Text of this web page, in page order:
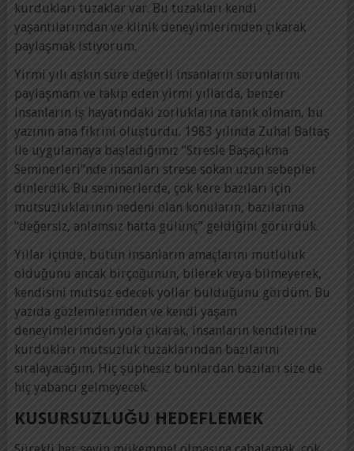
kurdukları tuzaklar var. Bu tuzakları kendi
yaşantılarımdan ve klinik deneyimlerimden çıkarak
paylaşmak istiyorum.
Yirmi yılı aşkın süre değerli insanların sorunlarını
paylaşmam ve takip eden yirmi yıllarda, benzer
insanların iş hayatındaki zorluklarına tanık olmam, bu
yazının ana fikrini oluşturdu. 1983 yılında Zuhal Baltaş
ile uygulamaya başladığımız “Stresle Başaçıkma
Seminerleri”nde insanları strese sokan uzun sebepler
dinlerdik. Bu seminerlerde, çok kere bazıları için
mutsuzluklarının nedeni olan konuların, bazılarına
“değersiz, anlamsız hatta gülünç” geldiğini görürdük.
Yıllar içinde, bütün insanların amaçlarını mutluluk
olduğunu ancak birçoğunun, bilerek veya bilmeyerek,
kendisini mutsuz edecek yollar bulduğunu gördüm. Bu
yazıda gözlemlerimden ve kendi yaşam
deneyimlerimden yola çıkarak, insanların kendilerine
kurdukları mutsuzluk tuzaklarından bazılarını
sıralayacağım. Hiç şüphesiz bunlardan bazıları size de
hiç yabancı gelmeyecek.
KUSURSUZLUĞU HEDEFLEMEK